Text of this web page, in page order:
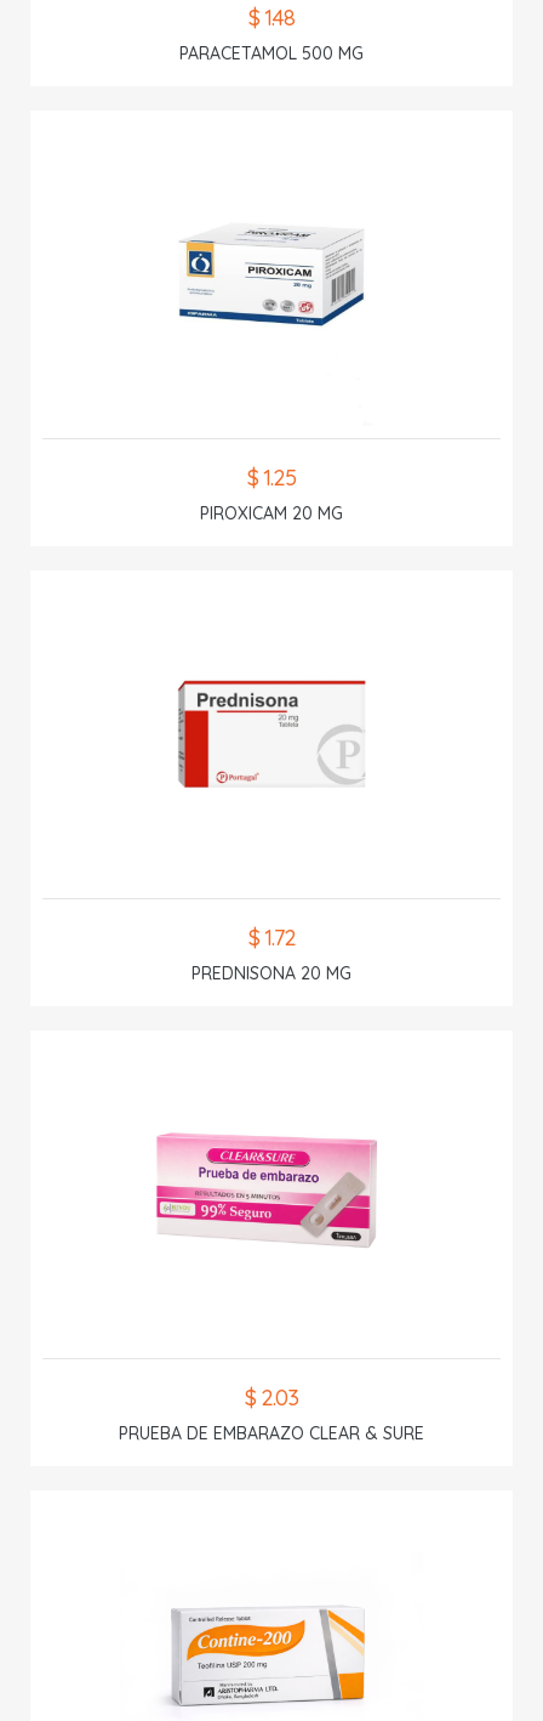
$ 1.48
PARACETAMOL 500 MG
$ 1.25
PIROXICAM 20 MG
$ 1.72
PREDNISONA 20 MG
$ 2.03
PRUEBA DE EMBARAZO CLEAR & SURE